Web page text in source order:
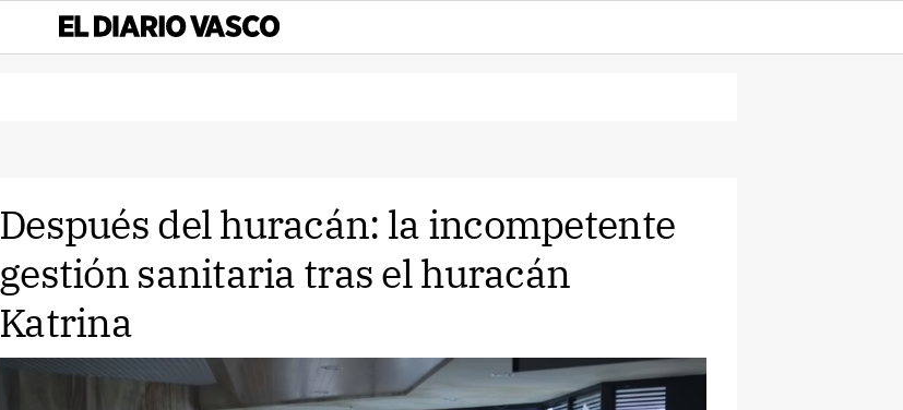
Después del huracán: la incompetente
gestión sanitaria tras el huracán
Katrina